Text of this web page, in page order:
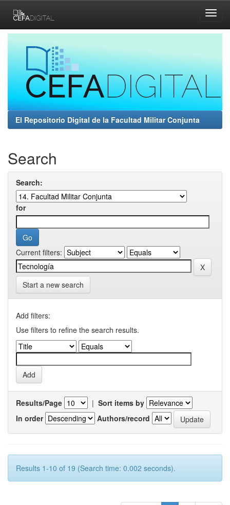
navigation
El Repositorio Digital de la Facultad Militar Conjunta
Search
Search:
for
Current filters:
Start a new search
Add filters:
Use filters to refine the search results.
Results/Page | Sort items by
In order
Authors/record
Results 1-10 of 19 (Search time: 0.002 seconds).